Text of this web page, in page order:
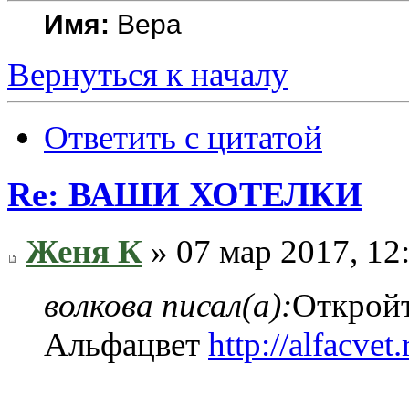
Имя: Вера
Вернуться к началу
Ответить с цитатой
Re: ВАШИ ХОТЕЛКИ
Женя К » 07 мар 2017,
волкова писал(а):
Альфацвет http://